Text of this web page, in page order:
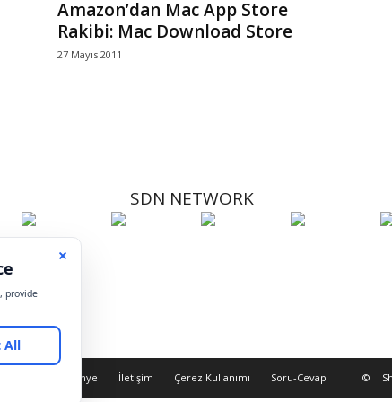
Amazon’dan Mac App Store
Rakibi: Mac Download Store
27 Mayıs 2011
SDN NETWORK
Künye İletişim Çerez Kullanımı Soru-Cevap ©